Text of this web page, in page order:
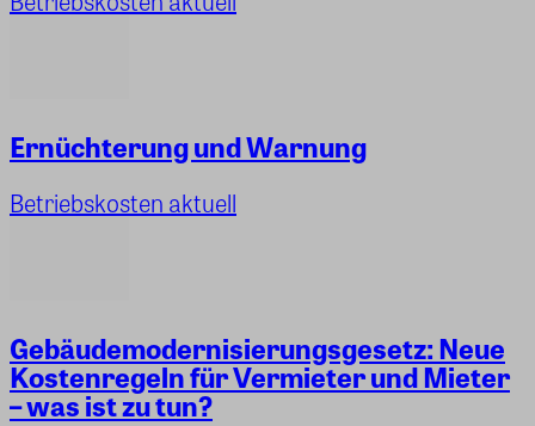
Ernüchterung und Warnung
Betriebskosten aktuell
Gebäudemodernisierungsgesetz: Neue
Kostenregeln für Vermieter und Mieter
– was ist zu tun?